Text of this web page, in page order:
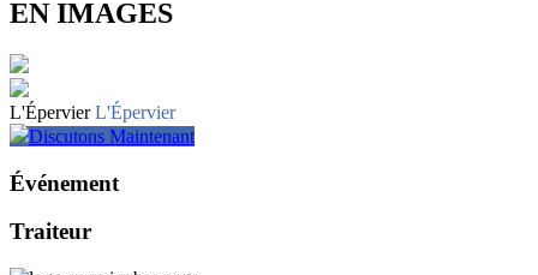
EN IMAGES
L'Épervier L'Épervier
Discutons Maintenant
Événement
Traiteur